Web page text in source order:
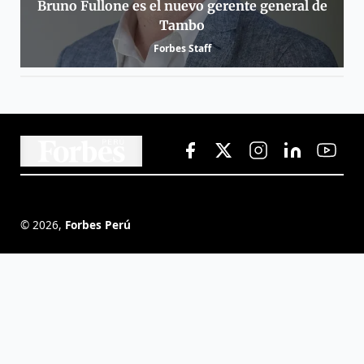
Bruno Fullone es el nuevo gerente general de
Tambo
Forbes Staff
© 2026, Forbes Perú